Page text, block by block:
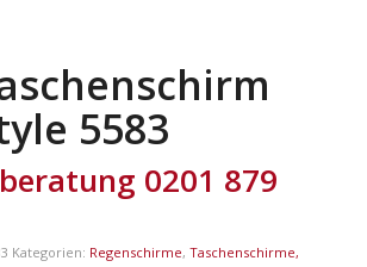
5583
0201 879
Kategorien: Regenschirme, Taschenschirme,